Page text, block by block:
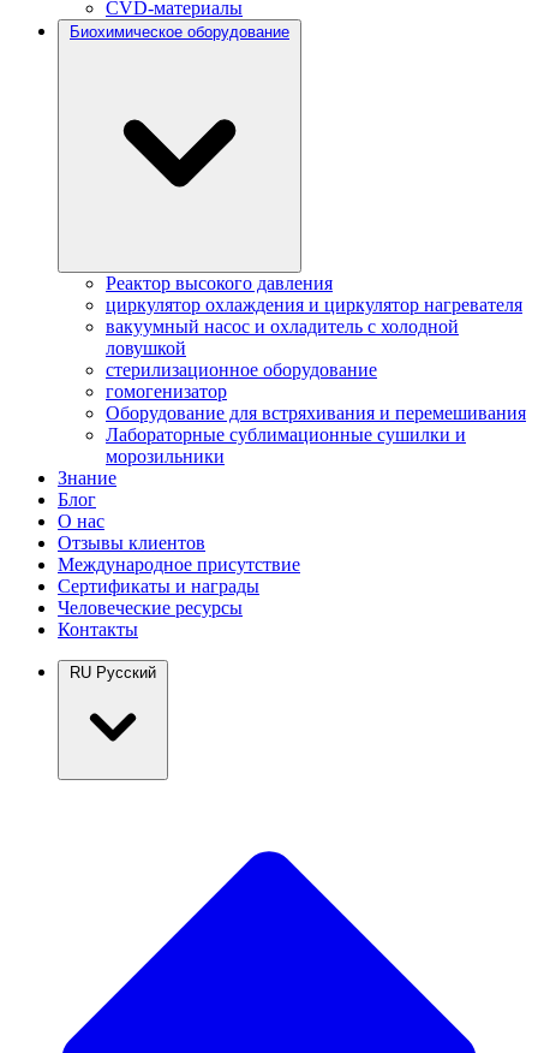
CVD-материалы
Биохимическое оборудование
Реактор высокого давления
циркулятор охлаждения и циркулятор нагревателя
вакуумный насос и охладитель с холодной
ловушкой
стерилизационное оборудование
гомогенизатор
Оборудование для встряхивания и перемешивания
Лабораторные сублимационные сушилки и
морозильники
Знание
Блог
О нас
Отзывы клиентов
Международное присутствие
Сертификаты и награды
Человеческие ресурсы
Контакты
RU Русский